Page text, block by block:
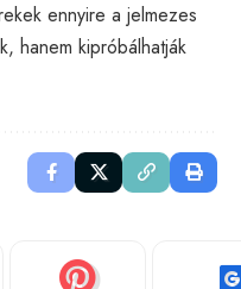
ennyire a jelmezes
hanem kipróbálhatják